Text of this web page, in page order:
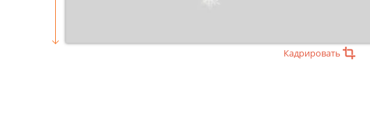
Кадрировать